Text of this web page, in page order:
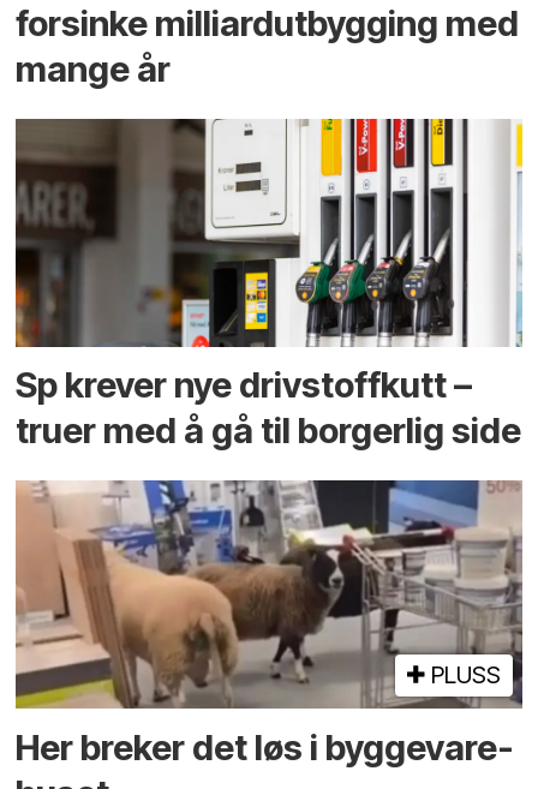
forsinke milliard­utbygging med
mange år
Sp krever nye drivstoffkutt –
truer med å gå til borgerlig side
PLUSS
Her breker det løs i bygge­vare­